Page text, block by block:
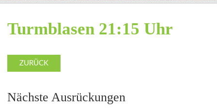
Turmblasen 21:15 Uhr
ZURÜCK
Nächste Ausrückungen